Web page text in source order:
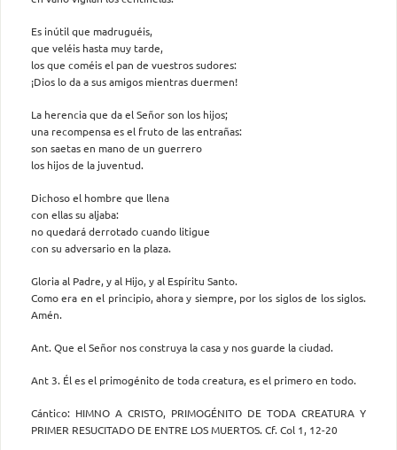
Es inútil que madruguéis,
que veléis hasta muy tarde,
los que coméis el pan de vuestros sudores:
¡Dios lo da a sus amigos mientras duermen!
La herencia que da el Señor son los hijos;
una recompensa es el fruto de las entrañas:
son saetas en mano de un guerrero
los hijos de la juventud.
Dichoso el hombre que llena
con ellas su aljaba:
no quedará derrotado cuando litigue
con su adversario en la plaza.
Gloria al Padre, y al Hijo, y al Espíritu Santo.
Como era en el principio, ahora y siempre, por los siglos de los siglos.
Amén.
Ant. Que el Señor nos construya la casa y nos guarde la ciudad.
Ant 3. Él es el primogénito de toda creatura, es el primero en todo.
Cántico: HIMNO A CRISTO, PRIMOGÉNITO DE TODA CREATURA Y
PRIMER RESUCITADO DE ENTRE LOS MUERTOS. Cf. Col 1, 12-20